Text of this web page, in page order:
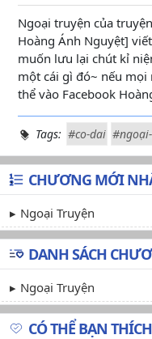
Ngoại truyện của
Hoàng Ánh Nguyệt]
muốn lưu lại chút kỉ
một cái gì đó~ nếu
thể vào Facebook
Tags: #co-dai
CHƯƠNG MỚI
Ngoại Truyện
DANH SÁCH
Ngoại Truyện
CÓ THỂ BẠN